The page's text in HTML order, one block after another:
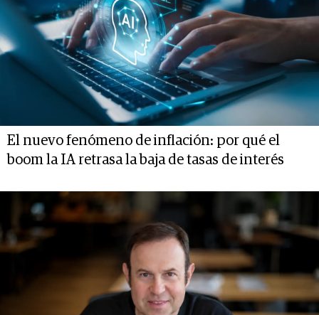
El nuevo fenómeno de inflación: por qué el
boom la IA retrasa la baja de tasas de interés